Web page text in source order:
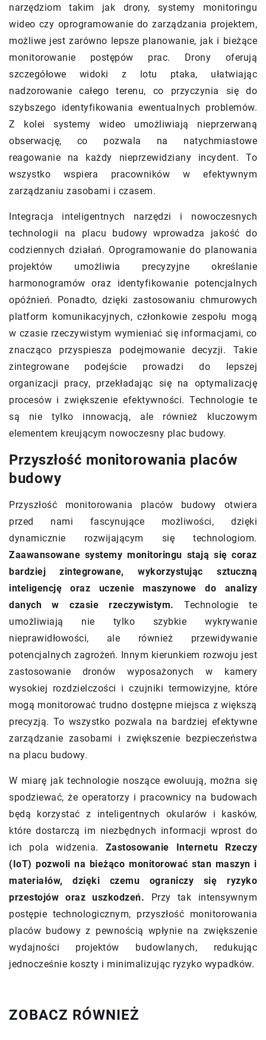
narzędziom takim jak drony, systemy monitoringu
wideo czy oprogramowanie do zarządzania projektem,
możliwe jest zarówno lepsze planowanie, jak i bieżące
monitorowanie postępów prac. Drony oferują
szczegółowe widoki z lotu ptaka, ułatwiając
nadzorowanie całego terenu, co przyczynia się do
szybszego identyfikowania ewentualnych problemów.
Z kolei systemy wideo umożliwiają nieprzerwaną
obserwację, co pozwala na natychmiastowe
reagowanie na każdy nieprzewidziany incydent. To
wszystko wspiera pracowników w efektywnym
zarządzaniu zasobami i czasem.
Integracja inteligentnych narzędzi i nowoczesnych
technologii na placu budowy wprowadza jakość do
codziennych działań. Oprogramowanie do planowania
projektów umożliwia precyzyjne określanie
harmonogramów oraz identyfikowanie potencjalnych
opóźnień. Ponadto, dzięki zastosowaniu chmurowych
platform komunikacyjnych, członkowie zespołu mogą
w czasie rzeczywistym wymieniać się informacjami, co
znacząco przyspiesza podejmowanie decyzji. Takie
zintegrowane podejście prowadzi do lepszej
organizacji pracy, przekładając się na optymalizację
procesów i zwiększenie efektywności. Technologie te
są nie tylko innowacją, ale również kluczowym
elementem kreującym nowoczesny plac budowy.
Przyszłość monitorowania placów
budowy
Przyszłość monitorowania placów budowy otwiera
przed nami fascynujące możliwości, dzięki
dynamicznie rozwijającym się technologiom.
Zaawansowane systemy monitoringu stają się coraz
bardziej zintegrowane, wykorzystując sztuczną
inteligencję oraz uczenie maszynowe do analizy
danych w czasie rzeczywistym.
Technologie te
umożliwiają nie tylko szybkie wykrywanie
nieprawidłowości, ale również przewidywanie
potencjalnych zagrożeń. Innym kierunkiem rozwoju jest
zastosowanie dronów wyposażonych w kamery
wysokiej rozdzielczości i czujniki termowizyjne, które
mogą monitorować trudno dostępne miejsca z większą
precyzją. To wszystko pozwala na bardziej efektywne
zarządzanie zasobami i zwiększenie bezpieczeństwa
na placu budowy.
W miarę jak technologie noszące ewoluują, można się
spodziewać, że operatorzy i pracownicy na budowach
będą korzystać z inteligentnych okularów i kasków,
które dostarczą im niezbędnych informacji wprost do
ich pola widzenia. Zastosowanie Internetu Rzeczy
(IoT) pozwoli na bieżąco monitorować stan maszyn i
materiałów, dzięki czemu ograniczy się ryzyko
przestojów oraz uszkodzeń. Przy tak intensywnym
postępie technologicznym, przyszłość monitorowania
placów budowy z pewnością wpłynie na zwiększenie
wydajności projektów budowlanych, redukując
jednocześnie koszty i minimalizując ryzyko wypadków.
ZOBACZ RÓWNIEŻ